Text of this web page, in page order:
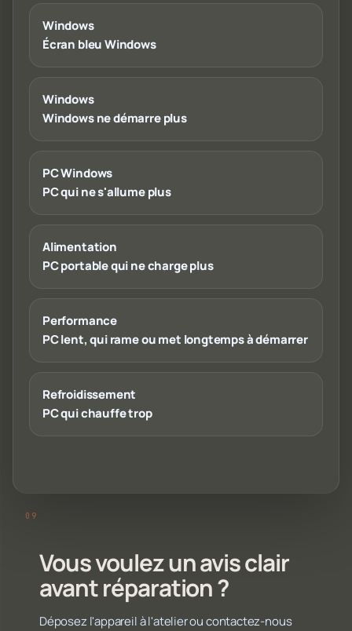
Windows
Écran bleu Windows
Windows
Windows ne démarre plus
PC Windows
PC qui ne s'allume plus
Alimentation
PC portable qui ne charge plus
Performance
PC lent, qui rame ou met longtemps à démarrer
Refroidissement
PC qui chauffe trop
Vous voulez un avis clair
avant réparation ?
Déposez l'appareil à l'atelier ou contactez-nous